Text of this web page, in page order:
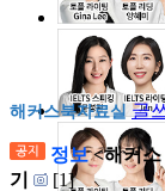
해커스북자료실 글
정보<해커스
기
[1]